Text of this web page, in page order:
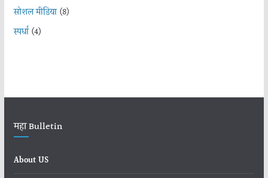
सोशल मीडिया(8)
स्पर्धा(4)
महा Bulletin
About US